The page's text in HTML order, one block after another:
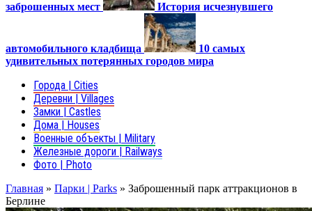
заброшенных мест История исчезнувшего
автомобильного кладбища
10 самых
удивительных потерянных городов мира
Города | Cities
Деревни | Villages
Замки | Castles
Дома | Houses
Военные объекты | Military
Железные дороги | Railways
Фото | Photo
Главная » Парки | Parks » Заброшенный парк аттракционов в
Берлине